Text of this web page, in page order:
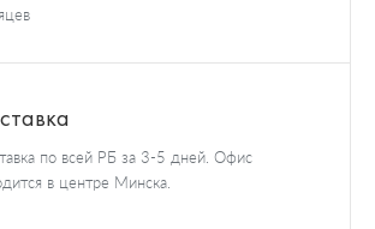
по всей РБ за 3-5 дней. Офис
в центре Минска.